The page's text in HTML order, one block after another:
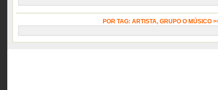
POR TAG: ARTISTA, GRUPO O MÚSICO